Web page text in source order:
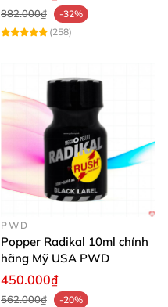
882.000₫
-32%
(258)
PWD
Popper Radikal 10ml chính
hãng Mỹ USA PWD
450.000₫
562.000₫
-20%